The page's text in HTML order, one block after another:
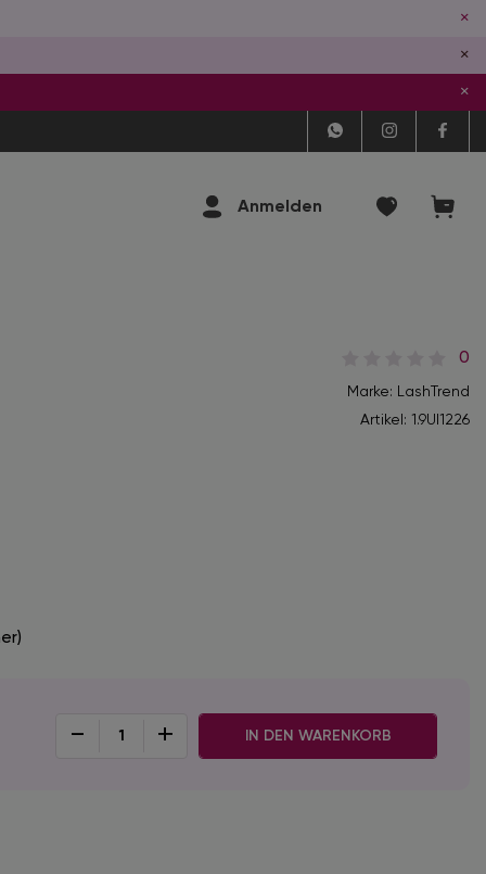
×
×
×
Anmelden
0
Marke: LashTrend
Artikel: 1.9Ul1226
- + IN DEN WARENKORB